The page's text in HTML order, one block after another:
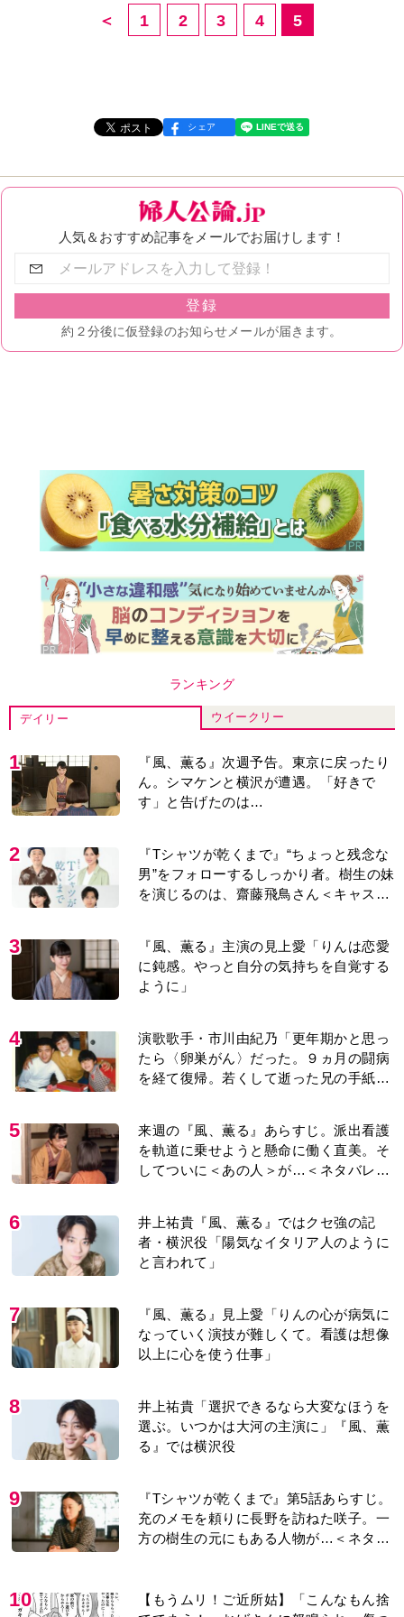
＜ 1 2 3 4 5
シェア
ランキング
デイリー ウイークリー
1
『風、薫る』次週予告。東京に戻ったり
ん。シマケンと横沢が遭遇。「好きで
す」と告げたのは…
2
『Tシャツが乾くまで』“ちょっと残念な
男”をフォローするしっかり者。樹生の妹
を演じるのは、齋藤飛鳥さん＜キャスト
3
『風、薫る』主演の見上愛「りんは恋愛
に鈍感。やっと自分の気持ちを自覚する
ように」
4
演歌歌手・市川由紀乃「更年期かと思っ
たら〈卵巣がん〉だった。９ヵ月の闘病
を経て復帰。若くして逝った兄の手紙を
5
来週の『風、薫る』あらすじ。派出看護
を軌道に乗せようと懸命に働く直美。そ
してついに＜あの人＞が…＜ネタバレあ
6
井上祐貴『風、薫る』ではクセ強の記
者・横沢役「陽気なイタリア人のように
と言われて」
7
『風、薫る』見上愛「りんの心が病気に
なっていく演技が難しくて。看護は想像
以上に心を使う仕事」
8
井上祐貴「選択できるなら大変なほうを
選ぶ。いつかは大河の主演に」『風、薫
る』では横沢役
9
『Tシャツが乾くまで』第5話あらすじ。
充のメモを頼りに長野を訪ねた咲子。一
方の樹生の元にもある人物が…＜ネタバ
10
【もうムリ！ご近所姑】「こんなもん捨